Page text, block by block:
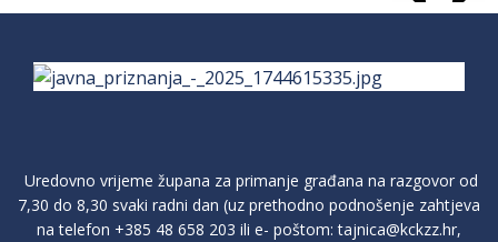
Uredovno vrijeme župana za primanje građana na razgovor od
7,30 do 8,30 svaki radni dan (uz prethodno podnošenje zahtjeva
na telefon +385 48 658 203 ili e- poštom:tajnica@kckzz.hr,